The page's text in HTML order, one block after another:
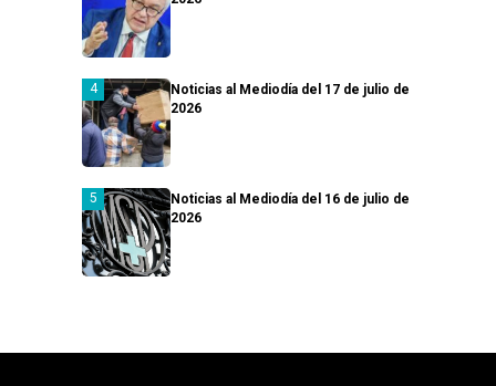
Noticias al Mediodía del 17 de julio de
2026
Noticias al Mediodía del 16 de julio de
2026